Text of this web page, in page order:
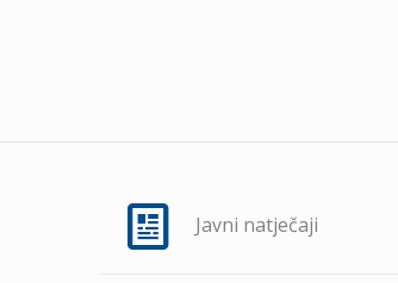
Javni natječaji